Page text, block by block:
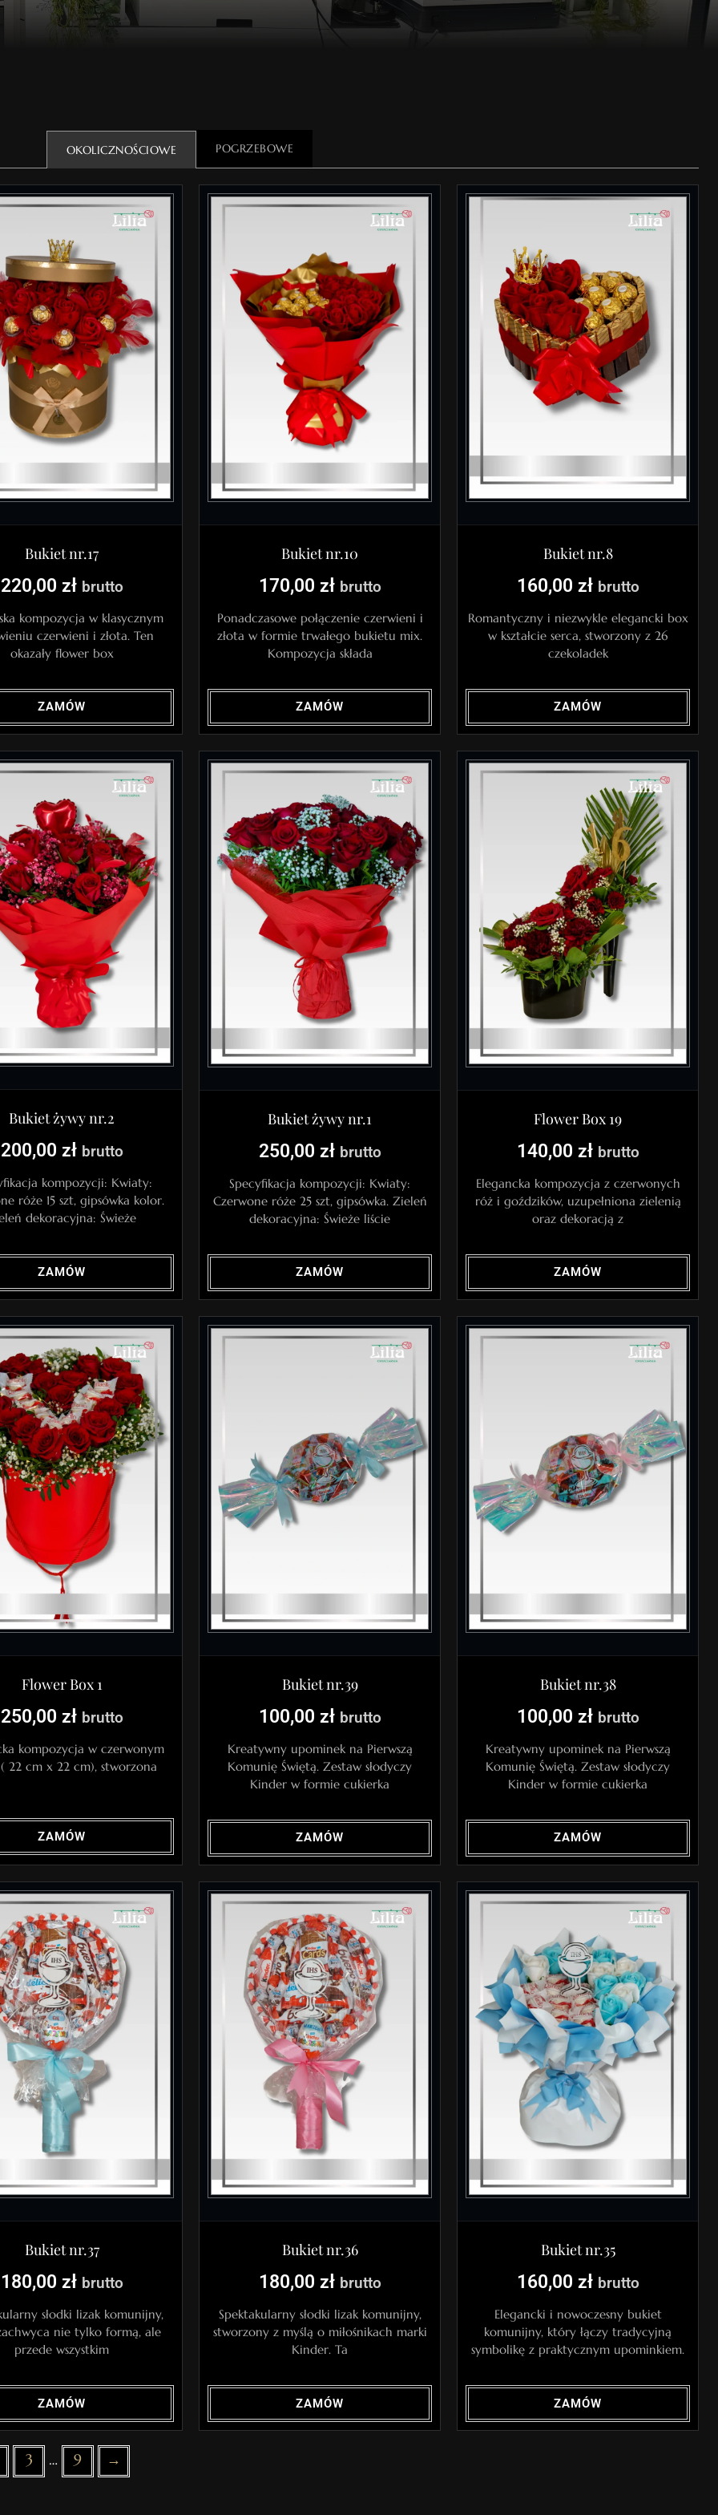
OKOLICZNOŚCIOWE POGRZEBOWE
Bukiet nr.17
220,00 zł brutto
kompozycja w klasycznym
czerwieni i złota. Ten
okazały flower box
ZAMÓW
Bukiet nr.10
170,00 zł brutto
Ponadczasowe połączenie czerwieni i
złota w formie trwałego bukietu mix.
Kompozycja składa
ZAMÓW
Bukiet nr.8
160,00 zł brutto
Romantyczny i niezwykle elegancki box
w kształcie serca, stworzony z 26
czekoladek
ZAMÓW
Bukiet żywy nr.2
200,00 zł brutto
kompozycji: Kwiaty:
róże 15 szt, gipsówka kolor.
dekoracyjna: Świeże
ZAMÓW
Bukiet żywy nr.1
250,00 zł brutto
Specyfikacja kompozycji: Kwiaty:
Czerwone róże 25 szt, gipsówka. Zieleń
dekoracyjna: Świeże liście
ZAMÓW
Flower Box 19
140,00 zł brutto
Elegancka kompozycja z czerwonych
róż i goździków, uzupełniona zielenią
oraz dekoracją z
ZAMÓW
Flower Box 1
250,00 zł brutto
kompozycja w czerwonym
22 cm x 22 cm), stworzona
ZAMÓW
Bukiet nr.39
100,00 zł brutto
Kreatywny upominek na Pierwszą
Komunię Świętą. Zestaw słodyczy
Kinder w formie cukierka
ZAMÓW
Bukiet nr.38
100,00 zł brutto
Kreatywny upominek na Pierwszą
Komunię Świętą. Zestaw słodyczy
Kinder w formie cukierka
ZAMÓW
Bukiet nr.37
180,00 zł brutto
słodki lizak komunijny,
nie tylko formą, ale
przede wszystkim
ZAMÓW
Bukiet nr.36
180,00 zł brutto
Spektakularny słodki lizak komunijny,
stworzony z myślą o miłośnikach marki
Kinder. Ta
ZAMÓW
Bukiet nr.35
160,00 zł brutto
Elegancki i nowoczesny bukiet
komunijny, który łączy tradycyjną
symbolikę z praktycznym upominkiem.
ZAMÓW
3 … 9 →